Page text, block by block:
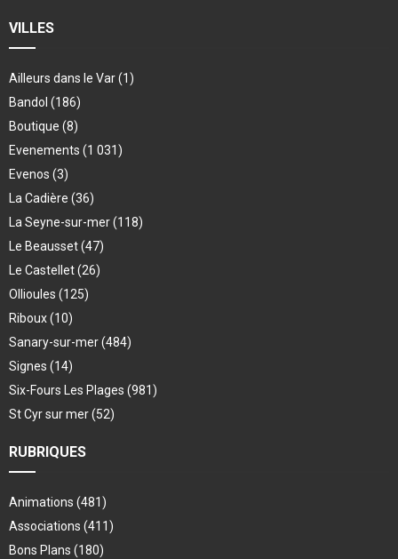
VILLES
Ailleurs dans le Var(1)
Bandol (186)
Boutique (8)
Evenements (1 031)
Evenos (3)
La Cadière (36)
La Seyne-sur-mer(118)
Le Beausset(47)
Le Castellet(26)
Ollioules (125)
Riboux(10)
Sanary-sur-mer(484)
Signes (14)
Six-Fours Les Plages (981)
St Cyr sur mer(52)
RUBRIQUES
Animations (481)
Associations (411)
Bons Plans (180)